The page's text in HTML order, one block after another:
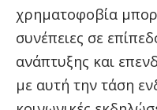
χρηματοφοβία
συνέπειες σε
ανάπτυξης και
με αυτή την τάση